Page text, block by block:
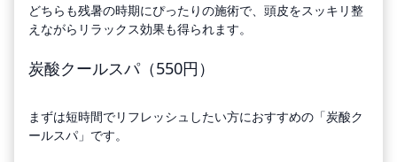
どちらも残暑の時期にぴったりの施術で、頭皮をスッキリ整
えながらリラックス効果も得られます。
炭酸クールスパ（550円）
まずは短時間でリフレッシュしたい方におすすめの「炭酸ク
ールスパ」です。